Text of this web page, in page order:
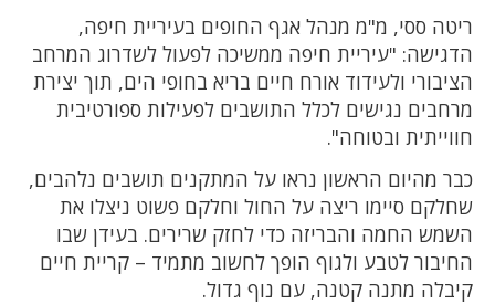
ריטה ססי, מ"מ מנהל אגף החופים בעיריית חיפה,
הדגישה: "עיריית חיפה ממשיכה לפעול לשדרוג המרחב
הציבורי ולעידוד אורח חיים בריא בחופי הים, תוך יצירת
מרחבים נגישים לכלל התושבים לפעילות ספורטיבית
חווייתית ובטוחה".
כבר מהיום הראשון נראו על המתקנים תושבים נלהבים,
שחלקם סיימו ריצה על החול וחלקם פשוט ניצלו את
השמש החמה והבריזה כדי לחזק שרירים. בעידן שבו
החיבור לטבע ולגוף הופך לחשוב מתמיד – קריית חיים
קיבלה מתנה קטנה, עם נוף גדול.